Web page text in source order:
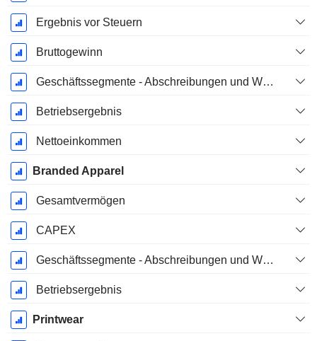
Ergebnis vor Steuern
Bruttogewinn
Geschäftssegmente - Abschreibungen und Wertminderungen
Betriebsergebnis
Nettoeinkommen
Branded Apparel
Gesamtvermögen
CAPEX
Geschäftssegmente - Abschreibungen und Wertminderungen
Betriebsergebnis
Printwear